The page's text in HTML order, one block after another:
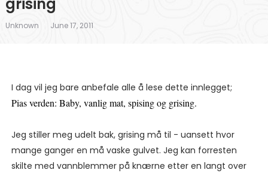
grising
Unknown June 17, 2011
I dag vil jeg bare anbefale alle å lese dette innlegget;
Pias verden: Baby, vanlig mat, spising og grising.
Jeg stiller meg udelt bak, grising må til - uansett hvor
mange ganger en må vaske gulvet. Jeg kan forresten
skilte med vannblemmer på knærne etter en langt over